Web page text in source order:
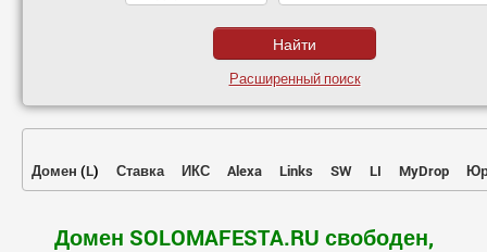
Расширенный поиск
Домен (L) Ставка ИКС Alexa Links SW LI MyDrop
Домен SOLOMAFESTA.RU свободен,